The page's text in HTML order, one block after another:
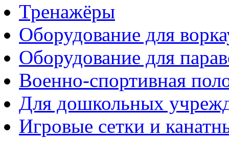
Тренажёры
Оборудование для
Оборудование для
Военно-спортивная
Для дошкольных
Игровые сетки и